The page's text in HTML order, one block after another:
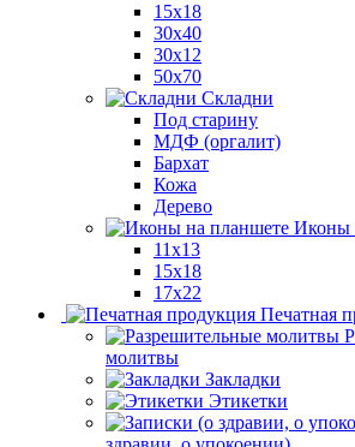
15x18
30x40
30х12
50x70
Складни
Под старину
МДФ (оргалит)
Бархат
Кожа
Дерево
Иконы
11х13
15х18
17х22
Печатная
молитвы
Закладки
Этикетки